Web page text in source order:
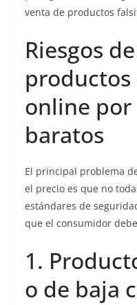
venta de productos
Riesgos
productos
online por
baratos
El principal problema
el precio es que no
estándares de
que el consumidor
1.
o de baja